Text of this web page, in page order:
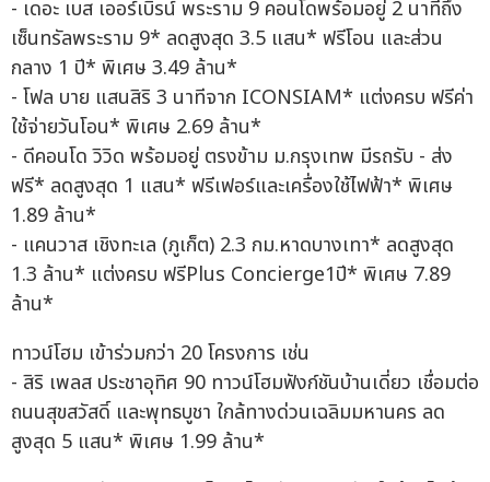
- เดอะ เบส เออร์เบิรน์ พระราม 9 คอนโดพร้อมอยู่ 2 นาทีถึง
เซ็นทรัลพระราม 9* ลดสูงสุด 3.5 แสน* ฟรีโอน และส่วน
กลาง 1 ปี* พิเศษ 3.49 ล้าน*
- โฟล บาย แสนสิริ 3 นาทีจาก ICONSIAM* แต่งครบ ฟรีค่า
ใช้จ่ายวันโอน* พิเศษ 2.69 ล้าน*
- ดีคอนโด วิวิด พร้อมอยู่ ตรงข้าม ม.กรุงเทพ มีรถรับ - ส่ง
ฟรี* ลดสูงสุด 1 แสน* ฟรีเฟอร์และเครื่องใช้ไฟฟ้า* พิเศษ
1.89 ล้าน*
- แคนวาส เชิงทะเล (ภูเก็ต) 2.3 กม.หาดบางเทา* ลดสูงสุด
1.3 ล้าน* แต่งครบ ฟรีPlus Concierge1ปี* พิเศษ 7.89
ล้าน*
ทาวน์โฮม เข้าร่วมกว่า 20 โครงการ เช่น
- สิริ เพลส ประชาอุทิศ 90 ทาวน์โฮมฟังก์ชันบ้านเดี่ยว เชื่อมต่อ
ถนนสุขสวัสดิ์ และพุทธบูชา ใกล้ทางด่วนเฉลิมมหานคร ลด
สูงสุด 5 แสน* พิเศษ 1.99 ล้าน*